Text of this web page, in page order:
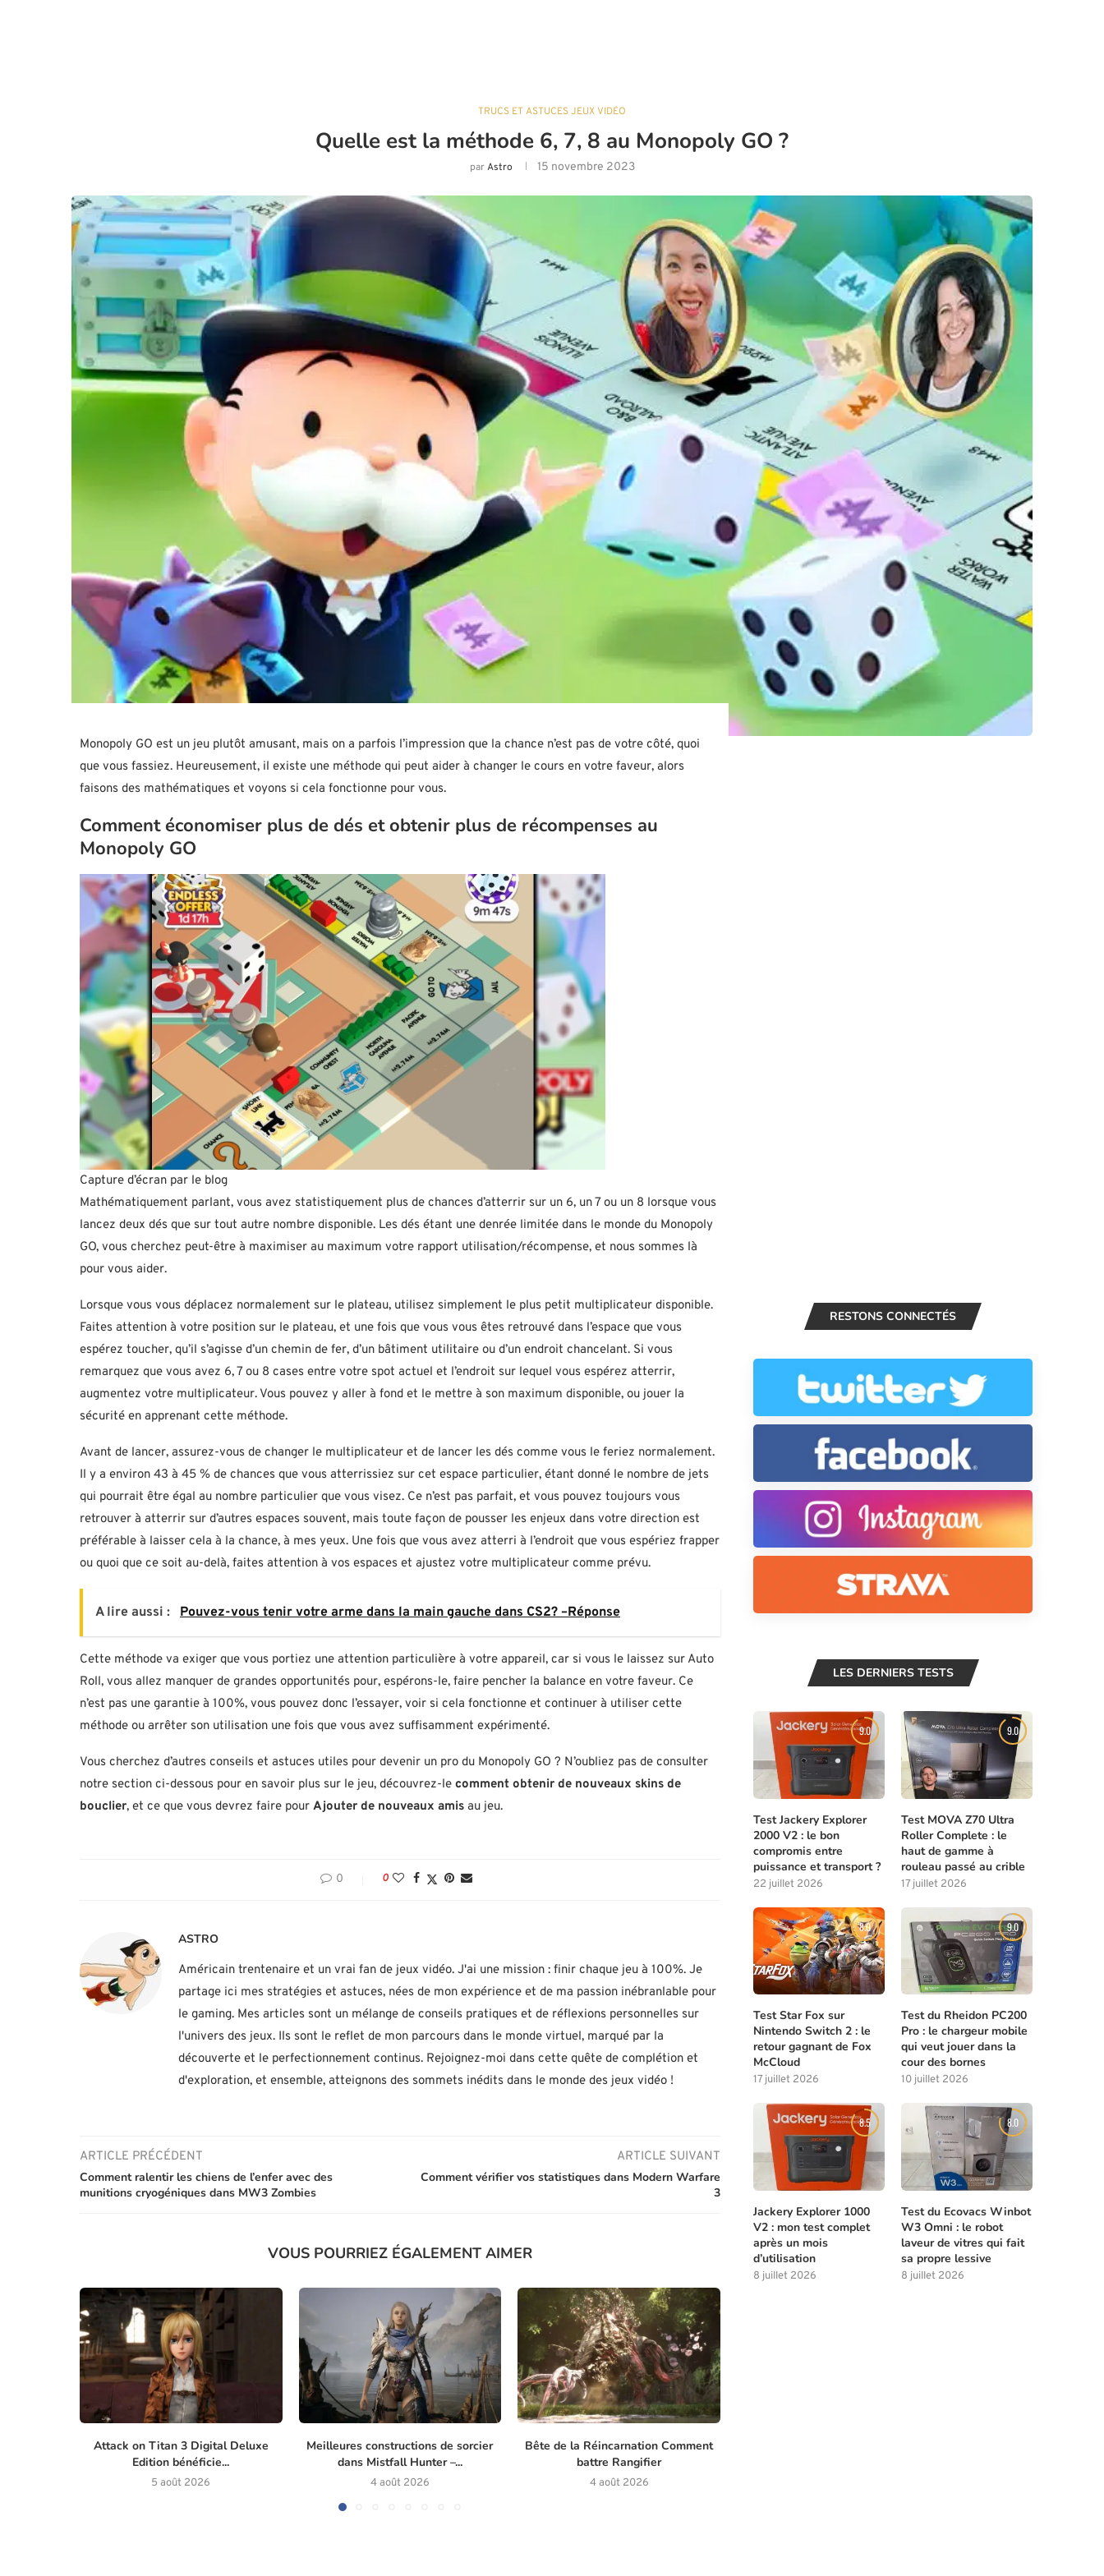
TRUCS ET ASTUCES JEUX VIDÉO
Quelle est la méthode 6, 7, 8 au Monopoly GO ?
parAstro 15 novembre 2023
Monopoly GO est un jeu plutôt amusant, mais on a parfois l’impression que la chance n’est pas de votre côté, quoi
que vous fassiez. Heureusement, il existe une méthode qui peut aider à changer le cours en votre faveur, alors
faisons des mathématiques et voyons si cela fonctionne pour vous.
Comment économiser plus de dés et obtenir plus de récompenses au
Monopoly GO
Capture d’écran par le blog
Mathématiquement parlant, vous avez statistiquement plus de chances d’atterrir sur un 6, un 7 ou un 8 lorsque vous
lancez deux dés que sur tout autre nombre disponible. Les dés étant une denrée limitée dans le monde du Monopoly
GO, vous cherchez peut-être à maximiser au maximum votre rapport utilisation/récompense, et nous sommes là
pour vous aider.
Lorsque vous vous déplacez normalement sur le plateau, utilisez simplement le plus petit multiplicateur disponible.
Faites attention à votre position sur le plateau, et une fois que vous vous êtes retrouvé dans l’espace que vous
espérez toucher, qu’il s’agisse d’un chemin de fer, d’un bâtiment utilitaire ou d’un endroit chancelant. Si vous
remarquez que vous avez 6, 7 ou 8 cases entre votre spot actuel et l’endroit sur lequel vous espérez atterrir,
augmentez votre multiplicateur. Vous pouvez y aller à fond et le mettre à son maximum disponible, ou jouer la
sécurité en apprenant cette méthode.
Avant de lancer, assurez-vous de changer le multiplicateur et de lancer les dés comme vous le feriez normalement.
Il y a environ 43 à 45 % de chances que vous atterrissiez sur cet espace particulier, étant donné le nombre de jets
qui pourrait être égal au nombre particulier que vous visez. Ce n’est pas parfait, et vous pouvez toujours vous
retrouver à atterrir sur d’autres espaces souvent, mais toute façon de pousser les enjeux dans votre direction est
préférable à laisser cela à la chance, à mes yeux. Une fois que vous avez atterri à l’endroit que vous espériez frapper
ou quoi que ce soit au-delà, faites attention à vos espaces et ajustez votre multiplicateur comme prévu.
A lire aussi : Pouvez-vous tenir votre arme dans la main gauche dans CS2? –Réponse
Cette méthode va exiger que vous portiez une attention particulière à votre appareil, car si vous le laissez sur Auto
Roll, vous allez manquer de grandes opportunités pour, espérons-le, faire pencher la balance en votre faveur. Ce
n’est pas une garantie à 100%, vous pouvez donc l’essayer, voir si cela fonctionne et continuer à utiliser cette
méthode ou arrêter son utilisation une fois que vous avez suffisamment expérimenté.
Vous cherchez d’autres conseils et astuces utiles pour devenir un pro du Monopoly GO ? N’oubliez pas de consulter
notre section ci-dessous pour en savoir plus sur le jeu, découvrez-le comment obtenir de nouveaux skins de
bouclier, et ce que vous devrez faire pour Ajouter de nouveaux amis au jeu.
0 0
ASTRO
Américain trentenaire et un vrai fan de jeux vidéo. J'ai une mission : finir chaque jeu à 100%. Je
partage ici mes stratégies et astuces, nées de mon expérience et de ma passion inébranlable pour
le gaming. Mes articles sont un mélange de conseils pratiques et de réflexions personnelles sur
l'univers des jeux. Ils sont le reflet de mon parcours dans le monde virtuel, marqué par la
découverte et le perfectionnement continus. Rejoignez-moi dans cette quête de complétion et
d'exploration, et ensemble, atteignons des sommets inédits dans le monde des jeux vidéo !
ARTICLE PRÉCÉDENT
Comment ralentir les chiens de l’enfer avec des
munitions cryogéniques dans MW3 Zombies
ARTICLE SUIVANT
Comment vérifier vos statistiques dans Modern Warfare
3
VOUS POURRIEZ ÉGALEMENT AIMER
Attack on Titan 3 Digital Deluxe
Edition bénéficie...
5 août 2026
Meilleures constructions de sorcier
dans Mistfall Hunter –...
4 août 2026
Bête de la Réincarnation Comment
battre Rangifier
4 août 2026
RESTONS CONNECTÉS
LES DERNIERS TESTS
9.0
Test Jackery Explorer
2000 V2 : le bon
compromis entre
puissance et transport ?
22 juillet 2026
9.0
Test MOVA Z70 Ultra
Roller Complete : le
haut de gamme à
rouleau passé au crible
17 juillet 2026
8.0
Test Star Fox sur
Nintendo Switch 2 : le
retour gagnant de Fox
McCloud
17 juillet 2026
9.0
Test du Rheidon PC200
Pro : le chargeur mobile
qui veut jouer dans la
cour des bornes
10 juillet 2026
8.5
Jackery Explorer 1000
V2 : mon test complet
après un mois
d’utilisation
8 juillet 2026
8.0
Test du Ecovacs Winbot
W3 Omni : le robot
laveur de vitres qui fait
sa propre lessive
8 juillet 2026